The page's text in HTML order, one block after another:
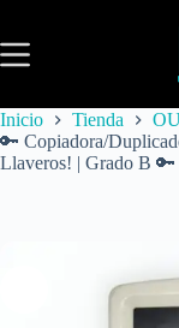
Inicio Tienda
🔑 Copiadora/
Llaveros! | Grado B 🔑